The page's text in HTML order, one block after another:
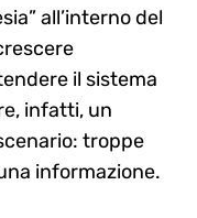
all’interno del
il sistema
infatti, un
troppe
informazione.